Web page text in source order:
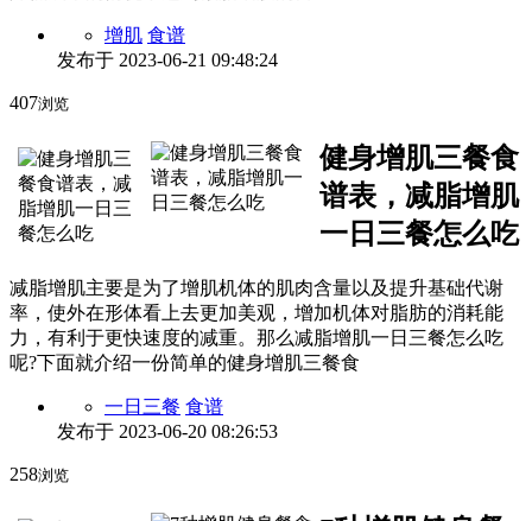
增肌 食谱
发布于 2023-06-21 09:48:24
407浏览
健身增肌三餐食
谱表，减脂增肌
一日三餐怎么吃
减脂增肌主要是为了增肌机体的肌肉含量以及提升基础代谢
率，使外在形体看上去更加美观，增加机体对脂肪的消耗能
力，有利于更快速度的减重。那么减脂增肌一日三餐怎么吃
呢?下面就介绍一份简单的健身增肌三餐食
一日三餐 食谱
发布于 2023-06-20 08:26:53
258浏览